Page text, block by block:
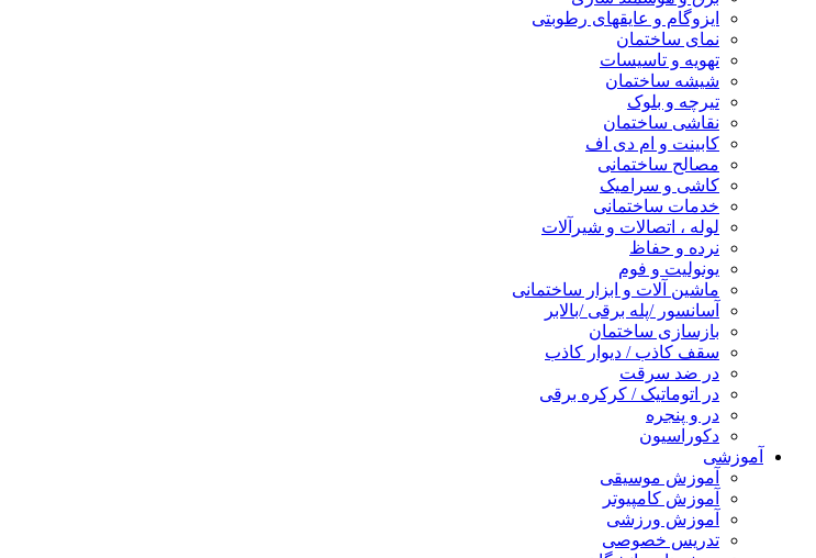
ایزوگام و عایقهای رطوبتی
نمای ساختمان
تهویه و تاسیسات
شیشه ساختمان
تیرچه و بلوک
نقاشی ساختمان
کابینت و ام دی اف
مصالح ساختمانی
کاشی و سرامیک
خدمات ساختمانی
لوله ، اتصالات و شیرآلات
نرده و حفاظ
یونولیت و فوم
ماشین آلات و ابزار ساختمانی
آسانسور /پله برقی /بالابر
بازسازی ساختمان
سقف کاذب / دیوار کاذب
در ضد سرقت
در اتوماتیک / کرکره برقی
در و پنجره
دکوراسیون
آموزشی
آموزش موسیقی
آموزش کامپیوتر
آموزش ورزشی
تدریس خصوصی